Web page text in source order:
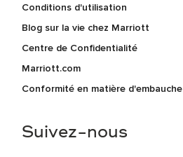
Conditions d'utilisation
Blog sur la vie chez Marriott
Centre de Confidentialité
Marriott.com
Conformité en matière d'embauche
Suivez-nous